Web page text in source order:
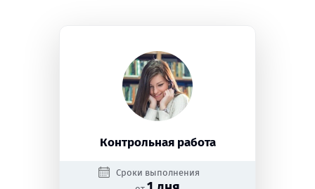
Контрольная работа
Сроки выполнения